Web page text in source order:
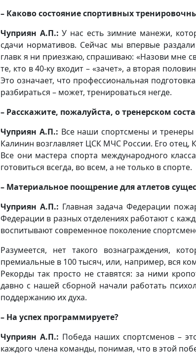
– Каково состояние спортивных
Чуприян А.П.: У нас есть зимние манежи,
сдачи нормативов. Сейчас мы впервые
главк я ни приезжаю, спрашиваю: «Назови мне
те, кто в 40-ку входит – «зачет», а вторая
Это означает, что профессиональная
разбираться – может, тренироваться негде.
– Расскажите, пожалуйста, о тренерском
Чуприян А.П.: Все наши спортсмены и
Калинин возглавляет ЦСК МЧС России. Его
Все они мастера спорта международного
готовиться всегда, во всем, а не только в спорте.
– Материальное поощрение для атлетов
Чуприян А.П.: Главная задача Федерации
Федерации в разных отделениях работают с
воспитывают современное поколение
Разумеется, нет такого вознаграждения,
премиальные в 100 тысяч, или, например, вся
Рекорды так просто не ставятся: за ними
давно с нашей сборной начали работать
поддержанию их духа.
– На успех программируете?
Чуприян А.П.: Победа наших спортсменов –
каждого члена команды, понимая, что в этой